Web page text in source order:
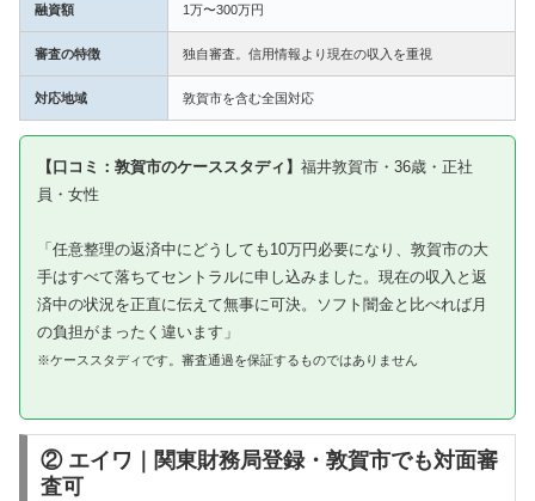
融資額 1万〜300万円
審査の特徴 独自審査。信用情報より現在の収入を重視
対応地域 敦賀市を含む全国対応
【口コミ：敦賀市のケーススタディ】 福井敦賀市・36歳・正社
員・女性
「任意整理の返済中にどうしても10万円必要になり、敦賀市の大
手はすべて落ちてセントラルに申し込みました。現在の収入と返
済中の状況を正直に伝えて無事に可決。ソフト闇金と比べれば月
の負担がまったく違います」
※ケーススタディです。審査通過を保証するものではありません
② エイワ｜関東財務局登録・敦賀市でも対面審
査可